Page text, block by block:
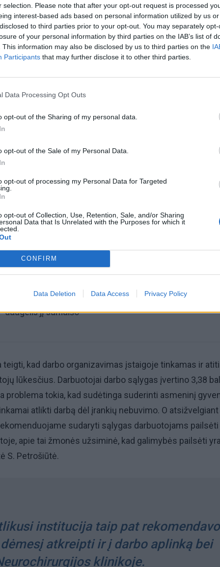
selection. Please note that after your opt-out request is processed
interest-based ads based on personal information utilized by us
to third parties prior to your opt-out. You may separately
of your personal information by third parties on the IAB’s list of
This information may also be disclosed by us to third parties on the
Participants that may further disclose it to other third parties.
Data Processing Opt Outs
opt-out of the Sharing of my personal data.
opt-out of the Sale of my Personal Data.
opt-out of processing my Personal Data for Targeted
opt-out of Collection, Use, Retention, Sale, and/or Sharing
Data that Is Unrelated with the Purposes for which it
CONFIRM
Data Deletion Data Access Privacy Policy
kad bendras darbuotojų pasitenkinimas darbu yra
galimų 4. Blogiausiai darbuotojai vertina administracijos
tikslo siekimas ir veiklos efektyvumas, taip pat
ir atlyginimų sistemą.
Tualetinis popierius traukiasi į praeitį: kuo jį pakeis
artimiausiu metu
Kam reikalingas trečiasis skalbimo mašinos skyrelis:
daugelis jį sumaišo
teigti, kad darbo organizavimas įstaigoje tinkamas ir
lūkesčius. Darbuotojai darbo sąlygas įvertino 3,38
problema tokia, kad sudėtinga suderinti asmeninį
atlikti darbą dėl įrankių nebuvimo. O atsižvelgiant
sudaryti sąlygas darbuotojams pailsėti
apie tai žmonės užsiminė, kad galimybės pailsėti
S. Petrošiūtė.
institucija taip pat rekomendavo
atkreipti ir į darbo aplinką bei
klinikoje.